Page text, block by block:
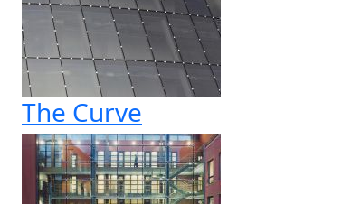
The Curve